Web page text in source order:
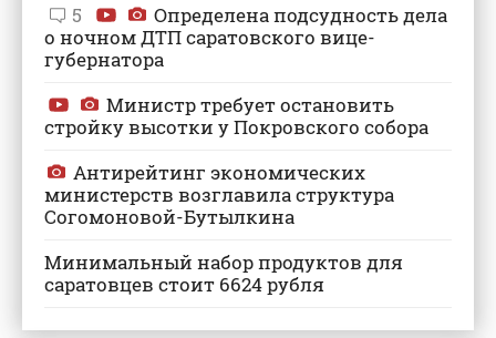
5
Определена подсудность дела
о ночном ДТП саратовского вице-
губернатора
Министр требует остановить
стройку высотки у Покровского собора
Антирейтинг экономических
министерств возглавила структура
Согомоновой-Бутылкина
Минимальный набор продуктов для
саратовцев стоит 6624 рубля